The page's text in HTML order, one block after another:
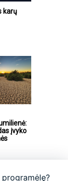
karų
įvyko